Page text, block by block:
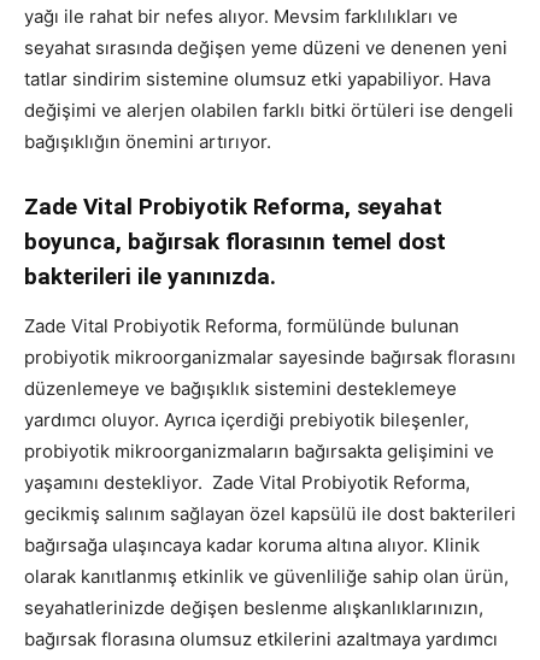
yağı ile rahat bir nefes alıyor. Mevsim farklılıkları ve
seyahat sırasında değişen yeme düzeni ve denenen yeni
tatlar sindirim sistemine olumsuz etki yapabiliyor. Hava
değişimi ve alerjen olabilen farklı bitki örtüleri ise dengeli
bağışıklığın önemini artırıyor.
Zade Vital Probiyotik Reforma, seyahat
boyunca, bağırsak florasının temel dost
bakterileri ile yanınızda.
Zade Vital Probiyotik Reforma, formülünde bulunan
probiyotik mikroorganizmalar sayesinde bağırsak florasını
düzenlemeye ve bağışıklık sistemini desteklemeye
yardımcı oluyor. Ayrıca içerdiği prebiyotik bileşenler,
probiyotik mikroorganizmaların bağırsakta gelişimini ve
yaşamını destekliyor. Zade Vital Probiyotik Reforma,
gecikmiş salınım sağlayan özel kapsülü ile dost bakterileri
bağırsağa ulaşıncaya kadar koruma altına alıyor. Klinik
olarak kanıtlanmış etkinlik ve güvenliliğe sahip olan ürün,
seyahatlerinizde değişen beslenme alışkanlıklarınızın,
bağırsak florasına olumsuz etkilerini azaltmaya yardımcı